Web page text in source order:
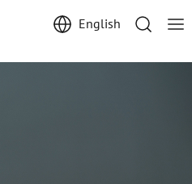
English